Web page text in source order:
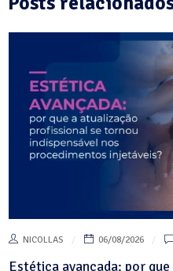
NICOLLAS 06/08/2026
Estética avançada: por